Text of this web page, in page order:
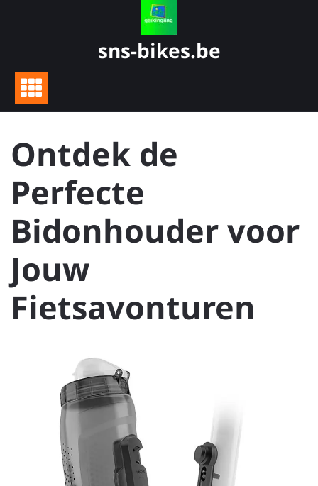
sns-bikes.be
Ontdek de
Perfecte
Bidonhouder voor
Jouw
Fietsavonturen